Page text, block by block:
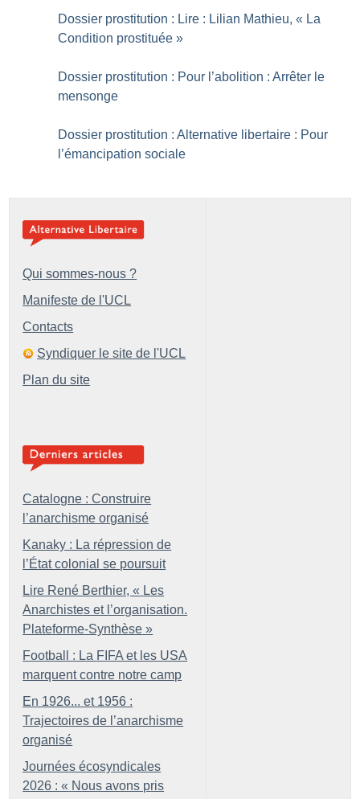
Dossier prostitution : Lire : Lilian Mathieu, « La
Condition prostituée »
Dossier prostitution : Pour l’abolition : Arrêter le
mensonge
Dossier prostitution : Alternative libertaire : Pour
l’émancipation sociale
Qui sommes-nous ?
Manifeste de l'UCL
Contacts
Syndiquer le site de l'UCL
Plan du site
Catalogne : Construire
l’anarchisme organisé
Kanaky : La répression de
l’État colonial se poursuit
Lire René Berthier, « Les
Anarchistes et l’organisation.
Plateforme-Synthèse »
Football : La FIFA et les USA
marquent contre notre camp
En 1926... et 1956 :
Trajectoires de l’anarchisme
organisé
Journées écosyndicales
2026 : « Nous avons pris